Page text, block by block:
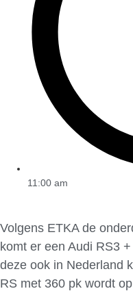
11:00 am
Volgens ETKA de
komt er een Audi RS3
deze ook in Nederland
RS met 360 pk wordt